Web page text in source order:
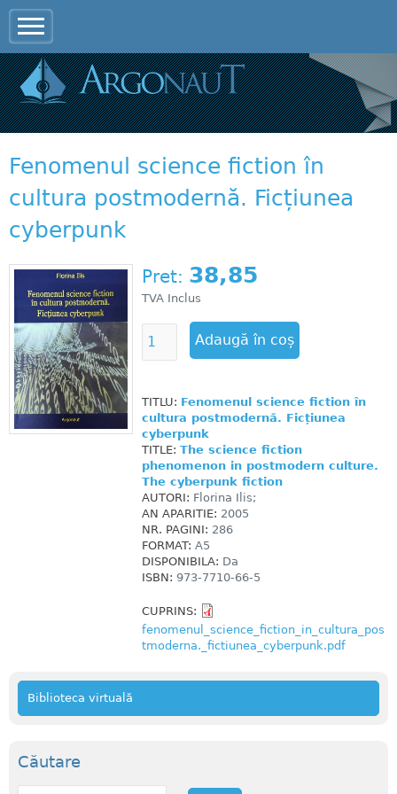
Fenomenul science fiction în
cultura postmodernă. Ficțiunea
cyberpunk
Pret: 38,85
TVA Inclus
TITLU: Fenomenul science fiction în
cultura postmodernă. Ficțiunea
cyberpunk
TITLE: The science fiction
phenomenon in postmodern culture.
The cyberpunk fiction
AUTORI: Florina Ilis;
AN APARITIE: 2005
NR. PAGINI: 286
FORMAT: A5
DISPONIBILA: Da
ISBN: 973-7710-66-5
CUPRINS:
fenomenul_science_fiction_in_cultura_pos
tmoderna._fictiunea_cyberpunk.pdf
Biblioteca virtuală
Căutare
C